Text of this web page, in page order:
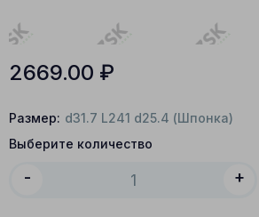
2669.00 ₽
Размер: d31.7 L241 d25.4 (Шпонка)
Выберите количество
- +